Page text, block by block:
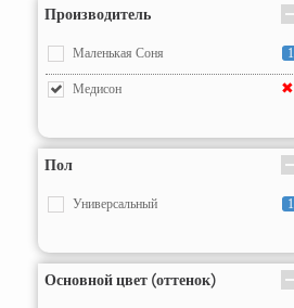
Производитель
Маленькая Соня 1
Медисон ✖
Пол
Универсальный 1
Основной цвет (оттенок)